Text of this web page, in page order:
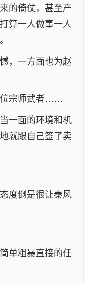
的倚仗，甚至产
算一人做事一人
，一方面也为赵
位宗师武者……
一面的环境和机
就跟自己签了卖
度倒是很让秦风
单粗暴直接的任